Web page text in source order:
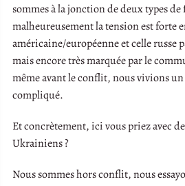
sommes à la jonction de deux types
malheureusement la tension est forte
américaine/européenne et celle russe
mais encore très marquée par le
même avant le conflit, nous vivions
compliqué.
Et concrètement, ici vous priez avec
Ukrainiens ?
Nous sommes hors conflit, nous